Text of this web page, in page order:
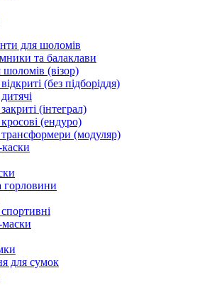
для шоломів
та балаклави
(візор)
(без підборіддя)
(інтеграл)
(ендуро)
(модуляр)
горловини
для сумок